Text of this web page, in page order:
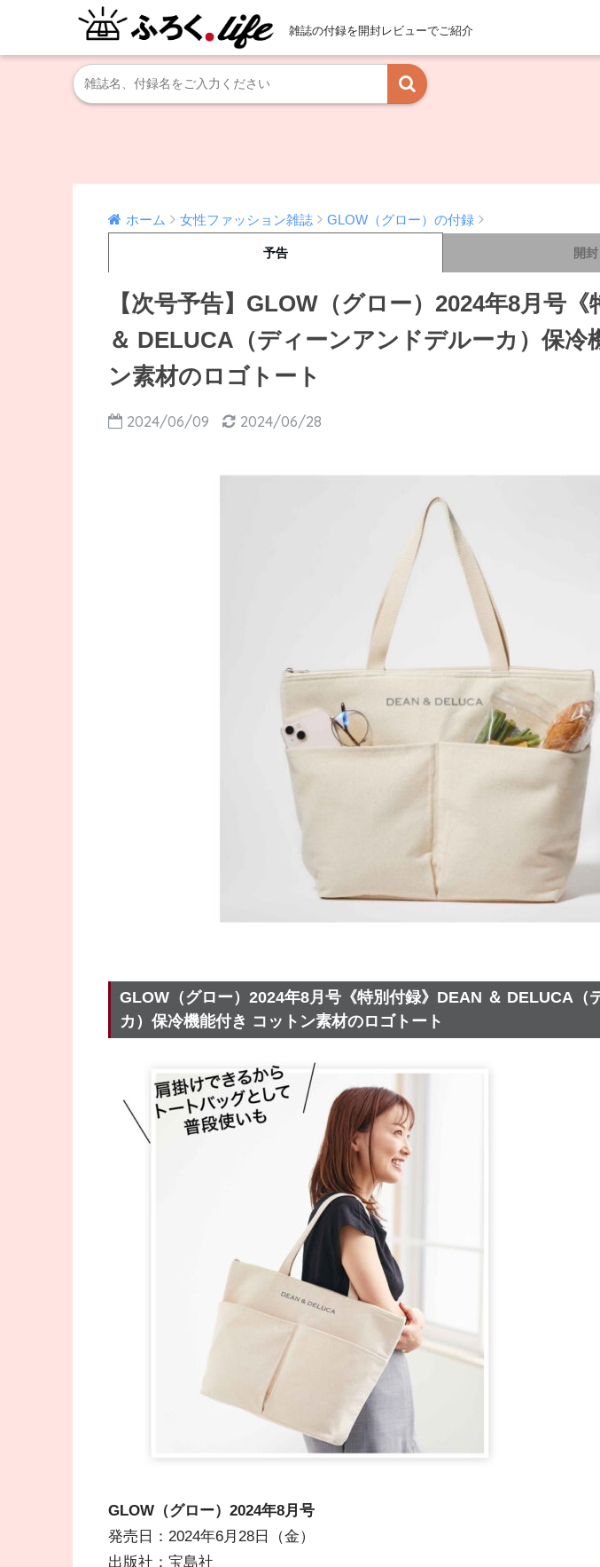
雑誌の付録を開封レビューでご紹介
ホーム 女性ファッション雑誌 GLOW（グロー）の付録
予告 開
【次号予告】GLOW（グロー）2024年8月号
＆ DELUCA（ディーンアンドデルーカ）保冷
ン素材のロゴトート
2024/06/09 2024/06/28
GLOW（グロー）2024年8月号《特別付録》DEAN ＆ DELUCA（
カ）保冷機能付き コットン素材のロゴトート
GLOW（グロー）2024年8月号
発売日：2024年6月28日（金）
出版社：宝島社